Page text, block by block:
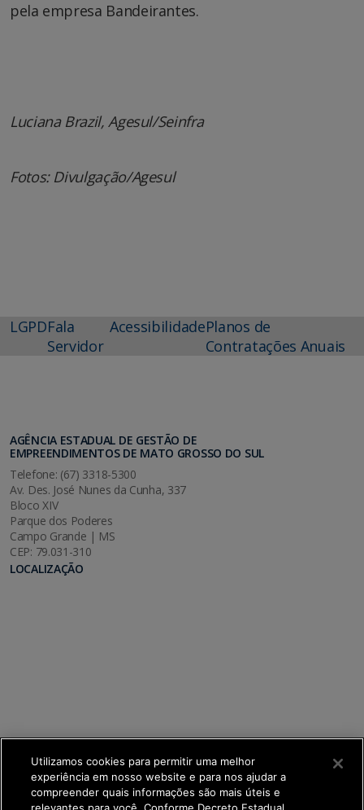
pela empresa Bandeirantes.
Luciana Brazil, Agesul/Seinfra
Fotos: Divulgação/Agesul
LGPDFala
Servidor
AcessibilidadePlanos de
Contratações Anuais
AGÊNCIA ESTADUAL DE GESTÃO DE
EMPREENDIMENTOS DE MATO GROSSO DO SUL
Telefone: (67) 3318-5300
Av. Des. José Nunes da Cunha, 337
Bloco XIV
Parque dos Poderes
Campo Grande | MS
CEP: 79.031-310
LOCALIZAÇÃO
Utilizamos cookies para permitir uma melhor
experiência em nosso website e para nos ajudar a
compreender quais informações são mais úteis e